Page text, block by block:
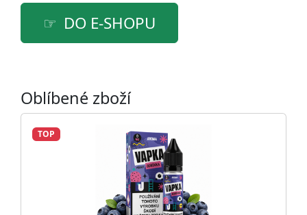
DO E-SHOPU
Oblíbené zboží
TOP